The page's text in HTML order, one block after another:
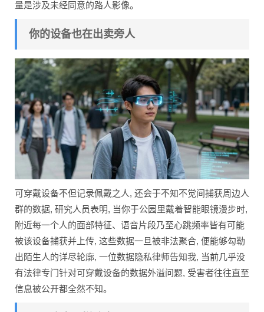
量是涉及未经同意的路人影像。
你的设备也在出卖旁人
可穿戴设备不但记录佩戴之人, 还会于不知不觉间捕获周边人
群的数据, 研究人员表明, 当你于公园里戴着智能眼镜漫步时,
附近每一个人的面部特征、语音片段乃至心跳频率皆有可能
被该设备捕获并上传, 这些数据一旦被非法聚合, 便能够勾勒
出陌生人的详尽轮廓, 一位数据隐私律师告知我, 当前几乎没
有法律专门针对可穿戴设备的数据外溢问题, 受害者往往直至
信息被公开都全然不知。